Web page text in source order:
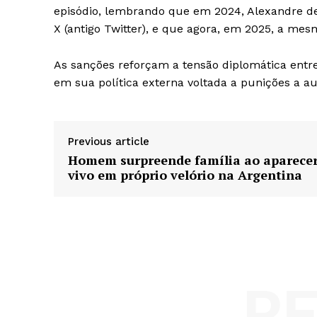
episódio, lembrando que em 2024, Alexandre
X (antigo Twitter), e que agora, em 2025, a
As sanções reforçam a tensão diplomática
em sua política externa voltada a punições a
Previous article
Homem surpreende família ao
vivo em próprio velório na Argentina